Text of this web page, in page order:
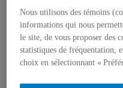
MDT8101
MSL9005
EUR7102
tourisme
EUR8216 –
Nous utilisons des témoins
informations qui nous
le site, de vous proposer des
statistiques de fréquentation,
choix en sélectionnant «